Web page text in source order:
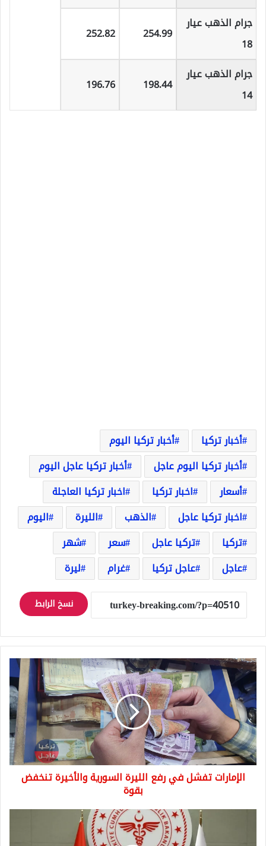
جرام الذهب عيار
18
254.99
252.82
جرام الذهب عيار
14
198.44
196.76
أخبار تركيا
أخبار تركيا اليوم
أخبار تركيا اليوم عاجل
أخبار تركيا عاجل اليوم
أسعار
اخبار تركيا
اخبار تركيا العاجلة
اخبار تركيا عاجل
الذهب الليرة
اليوم
تركيا
تركيا عاجل سعر
شهر
عاجل
عاجل تركيا غرام ليرة
نسخ الرابط
الإمارات
تفشل
في
رفع
الليرة
السورية
والأخيرة
تنخفض
بقوة
الإمارات تفشل في رفع الليرة السورية والأخيرة تنخفض
بقوة